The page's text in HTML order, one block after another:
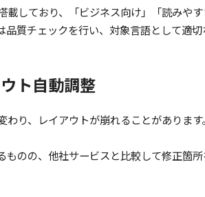
載しており、「ビジネス向け」「読みや
質チェックを行い、対象言語として適
ト自動調整
わり、レイアウトが崩れることがありま
のの、他社サービスと比較して修正箇所